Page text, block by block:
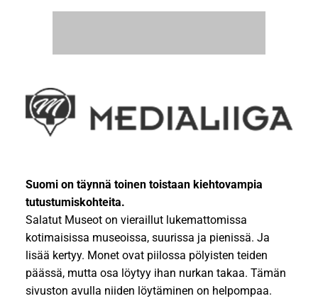
Suomi on täynnä toinen toistaan kiehtovampia
tutustumiskohteita.
Salatut Museot on vieraillut lukemattomissa
kotimaisissa museoissa, suurissa ja pienissä. Ja
lisää kertyy. Monet ovat piilossa pölyisten teiden
päässä, mutta osa löytyy ihan nurkan takaa. Tämän
sivuston avulla niiden löytäminen on helpompaa.